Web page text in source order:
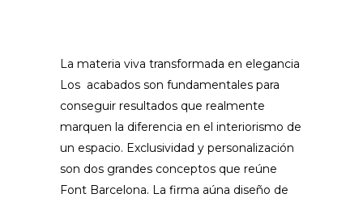
La materia viva transformada en elegancia
Los acabados son fundamentales para
conseguir resultados que realmente
marquen la diferencia en el interiorismo de
un espacio. Exclusividad y personalización
son dos grandes conceptos que reúne
Font Barcelona. La firma aúna diseño de